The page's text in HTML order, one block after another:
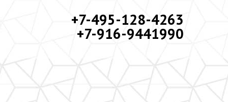
+7-495-128-4263
+7-916-9441990